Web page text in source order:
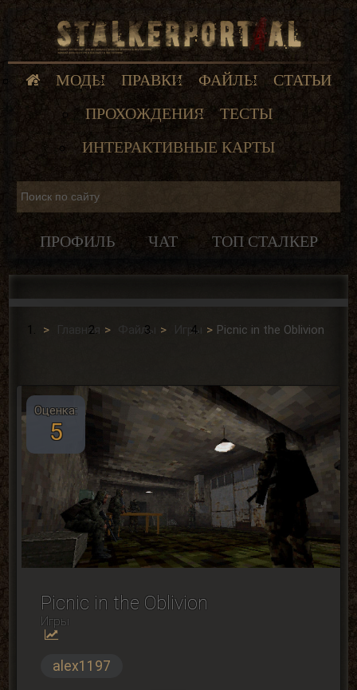
МОДЫ ПРАВКИ ФАЙЛЫ
СТАТЬИ
ПРОХОЖДЕНИЯ
ТЕСТЫ
ИНТЕРАКТИВНЫЕ КАРТЫ
ПРОФИЛЬ ЧАТ ТОП СТАЛКЕР
Главная Файлы Игры Picnic in the Oblivion
Оценка:
5
Picnic in the Oblivion
Игры
alex1197